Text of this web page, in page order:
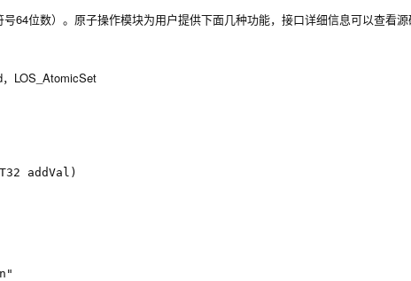
64位数）。原子操作模块为用户提供下面几种功能，接口详细信息可以查看
， LOS_AtomicSet
addVal)